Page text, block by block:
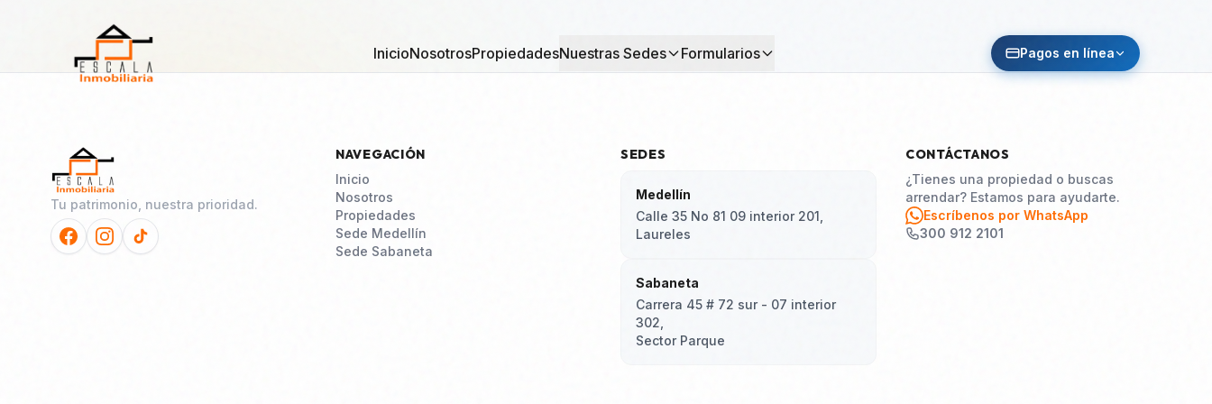
InicioNosotrosPropiedadesNuestras Sedes Formularios Pagos en línea
Tu patrimonio, nuestra prioridad.
NAVEGACIÓN
Inicio
Nosotros
Propiedades
Sede Medellín
Sede Sabaneta
SEDES
Medellín
Calle 35 No 81 09 interior 201,
Laureles
Sabaneta
Carrera 45 # 72 sur - 07 interior
302,
Sector Parque
CONTÁCTANOS
¿Tienes una propiedad o buscas
arrendar? Estamos para ayudarte.
Escríbenos por WhatsApp
300 912 2101